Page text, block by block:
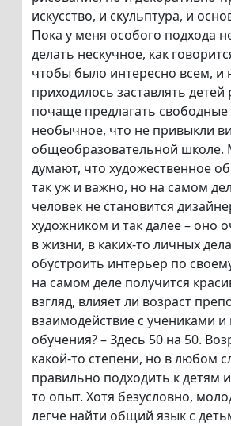
искусство, и скульптура, и
Пока у меня особого подхода
делать нескучное, как
чтобы было интересно всем, и
приходилось заставлять детей
почаще предлагать
необычное, что не привыкли
общеобразовательной школе.
думают, что художественное
так уж и важно, но на самом
человек не становится
художником и так далее – оно
в жизни, в каких-то личных
обустроить интерьер по
на самом деле получится
взгляд, влияет ли возраст
взаимодействие с учениками и
обучения? – Здесь 50 на 50.
какой-то степени, но в любом
правильно подходить к детям
то опыт. Хотя безусловно,
легче найти общий язык с